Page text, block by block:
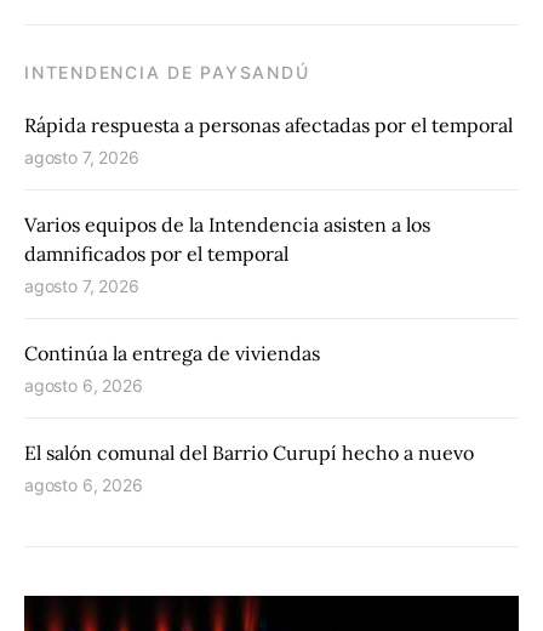
INTENDENCIA DE PAYSANDÚ
Rápida respuesta a personas afectadas por el temporal
agosto 7, 2026
Varios equipos de la Intendencia asisten a los
damnificados por el temporal
agosto 7, 2026
Continúa la entrega de viviendas
agosto 6, 2026
El salón comunal del Barrio Curupí hecho a nuevo
agosto 6, 2026